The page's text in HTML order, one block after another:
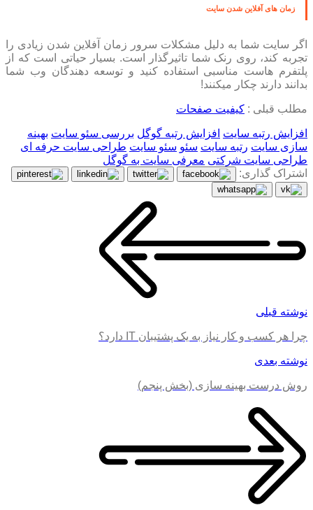
زمان های آفلاین شدن سایت
اگر سایت شما به دلیل مشکلات سرور زمان آفلاین شدن زیادی را
تجربه کند، روی رنک شما تاثیرگذار است. بسیار حیاتی است که از
پلتفرم هاست مناسبی استفاده کنید و توسعه دهندگان وب شما
بدانند دارند چکار میکنند!
مطلب قبلی : کیفیت صفحات
افزایش رتبه سایت افزایش رتبه گوگل بررسی سئو سایت بهینه
سازی سایت رتبه سایت سئو سئو سایت طراحی سایت حرفه ای
طراحی سایت شرکتی معرفی سایت به گوگل
اشتراک گذاری:
نوشته قبلی
چرا هر کسب و کار نیاز به یک پشتیبان IT دارد؟
نوشته بعدی
روش درست بهینه سازی (بخش پنجم)